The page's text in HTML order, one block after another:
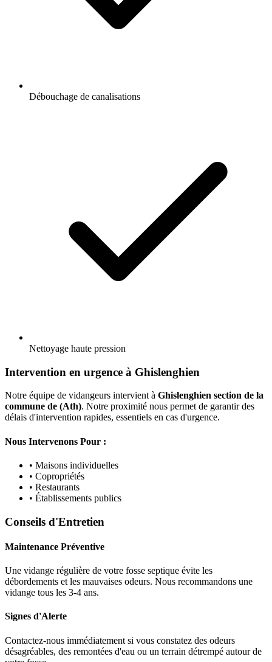
Débouchage de canalisations
Nettoyage haute pression
Intervention en urgence à Ghislenghien
Notre équipe de vidangeurs intervient à Ghislenghien section de la
commune de (Ath). Notre proximité nous permet de garantir des
délais d'intervention rapides, essentiels en cas d'urgence.
Nous Intervenons Pour :
• Maisons individuelles
• Copropriétés
• Restaurants
• Établissements publics
Conseils d'Entretien
Maintenance Préventive
Une vidange régulière de votre fosse septique évite les
débordements et les mauvaises odeurs. Nous recommandons une
vidange tous les 3-4 ans.
Signes d'Alerte
Contactez-nous immédiatement si vous constatez des odeurs
désagréables, des remontées d'eau ou un terrain détrempé autour de